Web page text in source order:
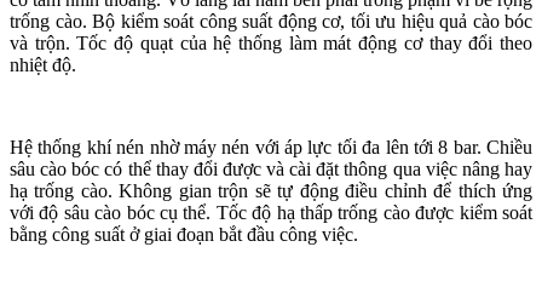
trống cào. Bộ kiểm soát công suất động cơ, tối ưu hiệu quả cào bóc
và trộn. Tốc độ quạt của hệ thống làm mát động cơ thay đổi theo
nhiệt độ.
Hệ thống khí nén nhờ máy nén với áp lực tối đa lên tới 8 bar. Chiều
sâu cào bóc có thể thay đổi được và cài đặt thông qua việc nâng hay
hạ trống cào. Không gian trộn sẽ tự động điều chỉnh để thích ứng
với độ sâu cào bóc cụ thể. Tốc độ hạ thấp trống cào được kiểm soát
bằng công suất ở giai đoạn bắt đầu công việc.